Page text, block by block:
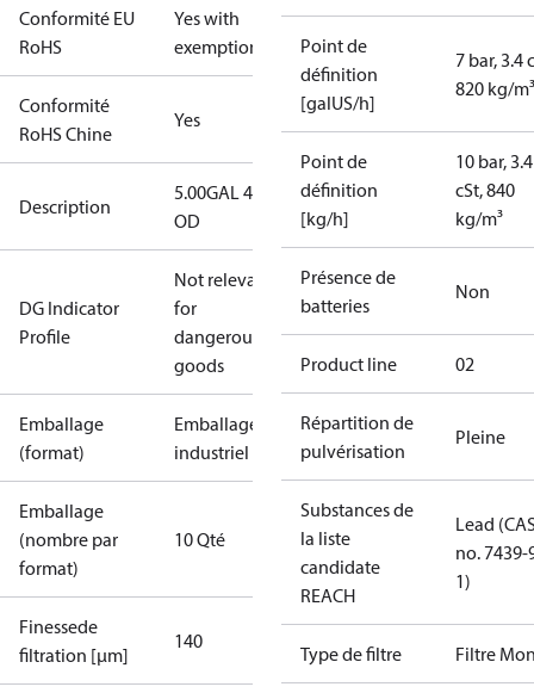
Conformité EU
RoHS
Yes with
exemptions
Conformité
RoHS Chine
Yes
Description
5.00GAL 45S
OD
DG Indicator
Profile
Not relevant
for
dangerous
goods
Emballage
(format)
Emballage
industriel
Emballage
(nombre par
format)
10 Qté
Finessede
filtration [µm]
140
Point de
définition
[galUS/h]
7 bar, 3.4
820 kg/m³
Point de
définition
[kg/h]
10 bar, 3.4
cSt, 840
kg/m³
Présence de
batteries
Non
Product line 02
Répartition de
pulvérisation
Pleine
Substances de
la liste
candidate
REACH
Lead
no. 7439-
1)
Type de filtre Filtre